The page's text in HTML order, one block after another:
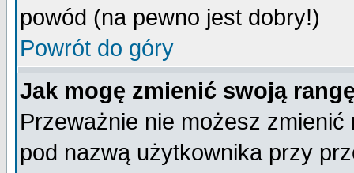
powód (na pewno jest dobry!)
Powrót do góry
Jak mogę zmienić swoją
Przeważnie nie możesz
pod nazwą użytkownika przy